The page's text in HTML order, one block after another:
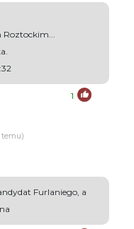
Roztockim...
1
Furlaniego, a